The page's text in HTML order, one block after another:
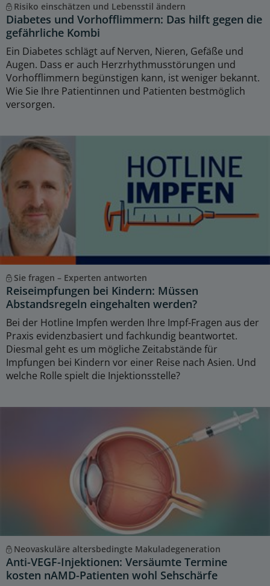
Risiko einschätzen und Lebensstil ändern
Diabetes und Vorhofflimmern: Das hilft gegen die
gefährliche Kombi
Ein Diabetes schlägt auf Nerven, Nieren, Gefäße und
Augen. Dass er auch Herzrhythmusstörungen und
Vorhofflimmern begünstigen kann, ist weniger bekannt.
Wie Sie Ihre Patientinnen und Patienten bestmöglich
versorgen.
Sie fragen – Experten antworten
Reiseimpfungen bei Kindern: Müssen
Abstandsregeln eingehalten werden?
Bei der Hotline Impfen werden Ihre Impf-Fragen aus der
Praxis evidenzbasiert und fachkundig beantwortet.
Diesmal geht es um mögliche Zeitabstände für
Impfungen bei Kindern vor einer Reise nach Asien. Und
welche Rolle spielt die Injektionsstelle?
Neovaskuläre altersbedingte Makuladegeneration
Anti-VEGF-Injektionen: Versäumte Termine
kosten nAMD-Patienten wohl Sehschärfe